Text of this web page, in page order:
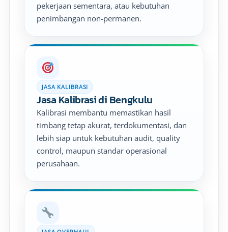
pekerjaan sementara, atau kebutuhan
penimbangan non-permanen.
JASA KALIBRASI
Jasa Kalibrasi di Bengkulu
Kalibrasi membantu memastikan hasil
timbang tetap akurat, terdokumentasi, dan
lebih siap untuk kebutuhan audit, quality
control, maupun standar operasional
perusahaan.